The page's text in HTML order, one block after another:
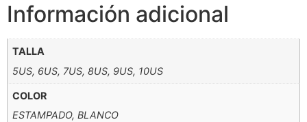
Información adicional
TALLA
5US, 6US, 7US, 8US, 9US, 10US
COLOR
ESTAMPADO, BLANCO